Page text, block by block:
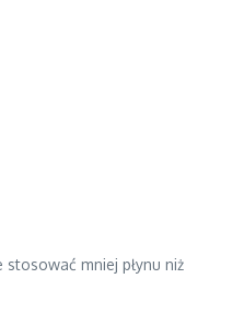
mniej płynu niż